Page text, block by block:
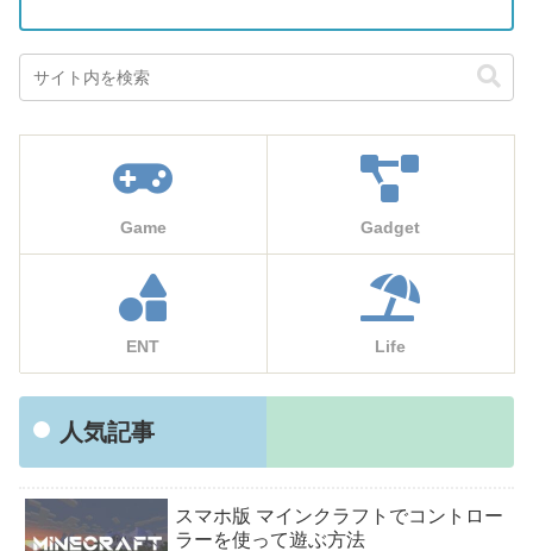
Game Gadget
ENT Life
人気記事
スマホ版 マインクラフトでコントロー
ラーを使って遊ぶ方法